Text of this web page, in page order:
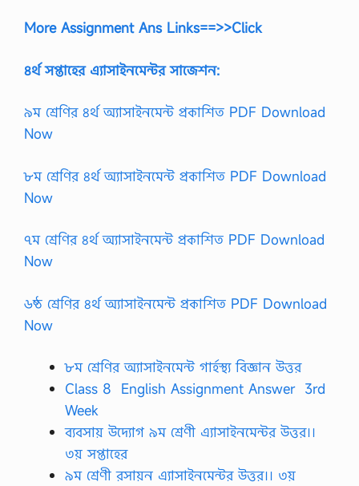
More Assignment Ans Links==>>Click
৪র্থ সপ্তাহের এ্যাসাইনমেন্টর সাজেশন:
৯ম শ্রেণির ৪র্থ অ্যাসাইনমেন্ট প্রকাশিত PDF Download
Now
৮ম শ্রেণির ৪র্থ অ্যাসাইনমেন্ট প্রকাশিত PDF Download
Now
৭ম শ্রেণির ৪র্থ অ্যাসাইনমেন্ট প্রকাশিত PDF Download
Now
৬ষ্ঠ শ্রেণির ৪র্থ অ্যাসাইনমেন্ট প্রকাশিত PDF Download
Now
৮ম শ্রেণির অ্যাসাইনমেন্ট গার্হস্থ্য বিজ্ঞান উত্তর
Class 8 English Assignment Answer 3rd
Week
ব্যবসায় উদ্যোগ ৯ম শ্রেণী এ্যাসাইনমেন্টর উত্তর।।
৩য় সপ্তাহের
৯ম শ্রেণী রসায়ন এ্যাসাইনমেন্টর উত্তর।। ৩য়